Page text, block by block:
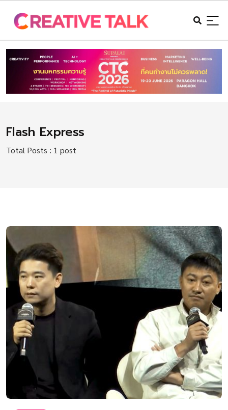
Flash Express
Total Posts : 1 post